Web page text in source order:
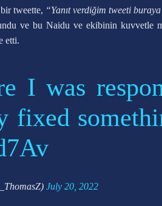
tweette, “Yanıt verdiğim tweeti
ve bu Naidu ve ekibinin kuvvetle
etti.
I was
fixed
July 20, 2022